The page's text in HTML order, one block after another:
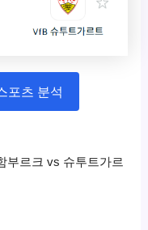
포츠 분석
부르크 vs 슈투트가르